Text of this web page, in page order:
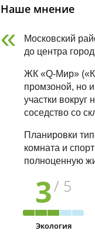
Наше мнение
Московский
до центра
ЖК «Q-Мир»
промзоной, но
участки вокруг
соседство со
Планировки
комната и
полноценную
3/ 5
Экология